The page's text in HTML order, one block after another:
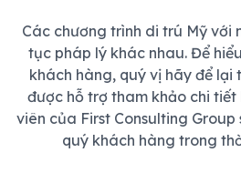
Các chương trình di trú Mỹ với
tục pháp lý khác nhau. Để
khách hàng, quý vị hãy để lại
được hỗ trợ tham khảo chi tiết
viên của First Consulting
quý khách hàng trong